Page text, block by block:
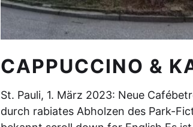
CAPPUCCINO &
St. Pauli, 1. März 2023: Neue
durch rabiates Abholzen des Park-